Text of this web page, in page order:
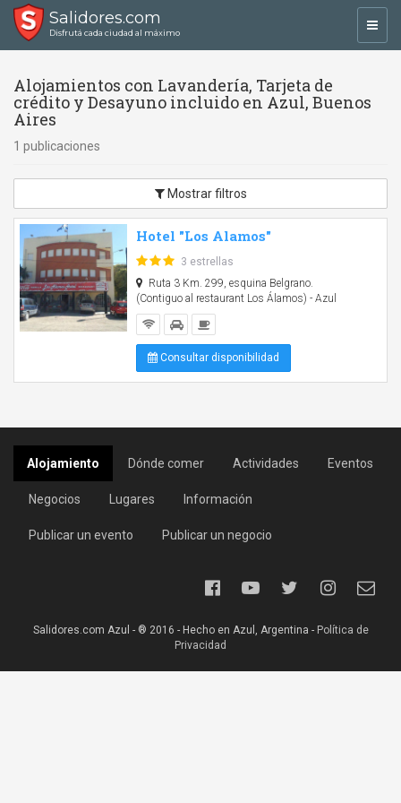
Salidores.com
Disfrutá cada ciudad al máximo
Alojamientos con Lavandería, Tarjeta de
crédito y Desayuno incluido en Azul, Buenos
Aires
1 publicaciones
Mostrar filtros
Hotel "Los Alamos"
3 estrellas
Ruta 3 Km. 299, esquina Belgrano.
(Contiguo al restaurant Los Álamos) - Azul
Consultar disponibilidad
Alojamiento Dónde comer Actividades Eventos
Negocios Lugares Información
Publicar un evento Publicar un negocio
Salidores.com Azul - ® 2016 - Hecho en Azul, Argentina - Política de
Privacidad